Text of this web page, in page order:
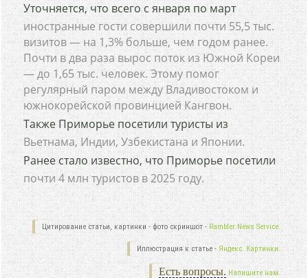
Уточняется, что всего с января по март
иностранные гости совершили почти 55,5 тыс.
визитов — на 1,3% больше, чем годом ранее.
Почти в два раза вырос поток из Южной Кореи
— до 1,65 тыс. человек. Этому помог
регулярный паром между Владивостоком и
южнокорейской провинцией Кангвон.
Также Приморье посетили туристы из
Вьетнама, Индии, Узбекистана и Японии.
Ранее стало известно, что Приморье посетили
почти 4 млн туристов в 2025 году.
Цитирование статьи, картинки - фото скриншот - Rambler News Service.
Иллюстрация к статье - Яндекс. Картинки.
Есть вопросы. Напишите нам.